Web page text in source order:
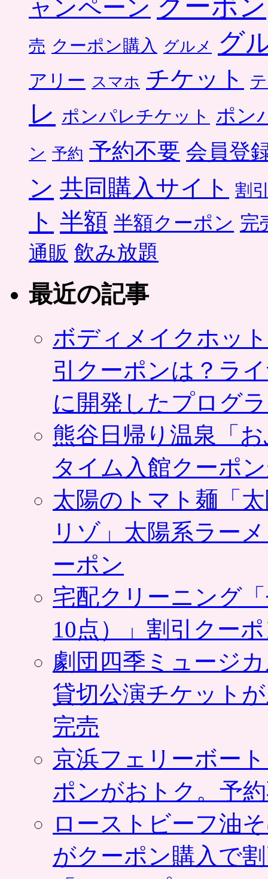
ャンペーン クーポン
売 クーポン購入 グルメ グ
アリー スマホ チケット
レ ポンパレチケット ポン
ン 予約 予約不要 会員登
ン 共同購入サイト 割
ト 半額 半額クーポン 完
通販 飲み放題
最近の記事
ボディメイクホッ
引クーポンは？ラ
に開発したプログ
熊谷日帰り温泉「
タイム入館クーポ
太陽のトマト麺「
リゾ」太陽系ラー
ーポン
宅配クリーニング
10点）」割引クー
劇団四季ミュージ
貸切公演チケット
完売
京浜フェリーボー
ポンがおトク。予
ローストビーフ油
がクーポン購入で